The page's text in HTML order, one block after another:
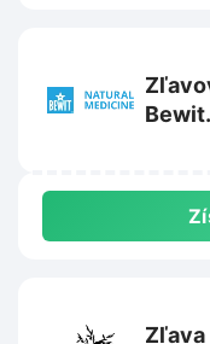
Zľava